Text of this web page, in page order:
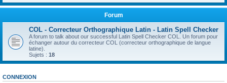
Forum
COL - Correcteur Orthographique Latin - Latin Spell Checker
A forum to talk about our successful Latin Spell Checker COL. Un forum pour
échanger autour du correcteur COL (correcteur orthographique de langue
latine).
Sujets : 18
CONNEXION